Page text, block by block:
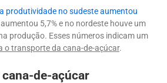
a produtividade no sudeste aumentou
5,7% e no nordeste houve um
produção. Esses números indicam um
o transporte da cana-de-açúcar.
de-açúcar